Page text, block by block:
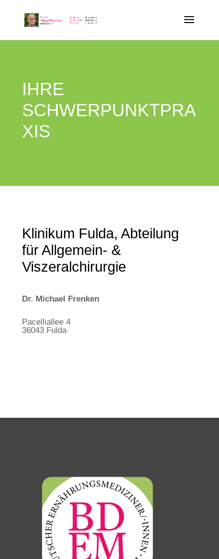
IHRE
SCHWERPUNKTPRA
XIS
Klinikum Fulda, Abteilung
für Allgemein- &
Viszeralchirurgie
Dr. Michael Frenken
Pacelliallee 4
36043 Fulda